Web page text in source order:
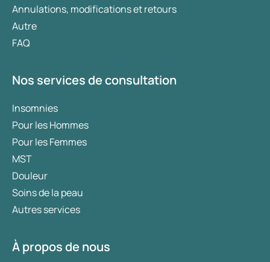
Annulations, modifications et retours
Autre
FAQ
Nos services de consultation
Insomnies
Pour les Hommes
Pour les Femmes
MST
Douleur
Soins de la peau
Autres services
À propos de nous